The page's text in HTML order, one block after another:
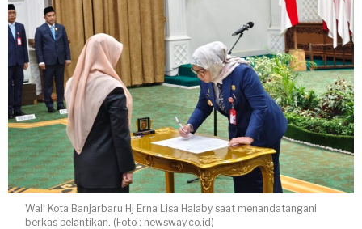
Wali Kota Banjarbaru Hj Erna Lisa Halaby saat menandatangani
berkas pelantikan. (Foto : newsway.co.id)